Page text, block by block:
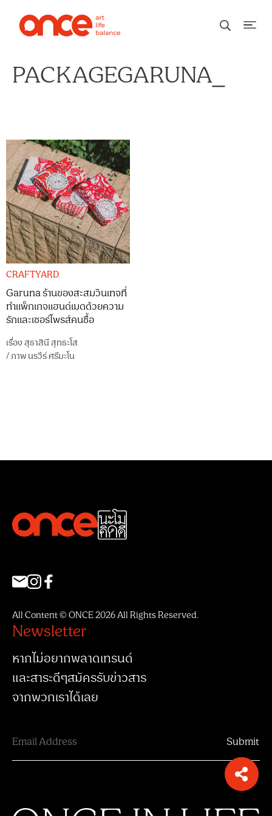
PACKAGEGARUNA_
CRAFTYARD
Garuna ร้านของสะสมวินเทจที่
ทำแพ็กเกจแฮนด์เมดด้วยความ
รักและเซอร์ไพรส์คนซื้อ
เรื่องสุธาสินี สุทธะโส
/ภาพนรวีร์ ศรีมะโน
All Content © ONCE 2026 All Rights Reserved.
Newsletter
หากไม่อยากพลาดเทรนด์
และสาระดีๆสมัครรับข่าวสาร
จากพวกเราได้เลย